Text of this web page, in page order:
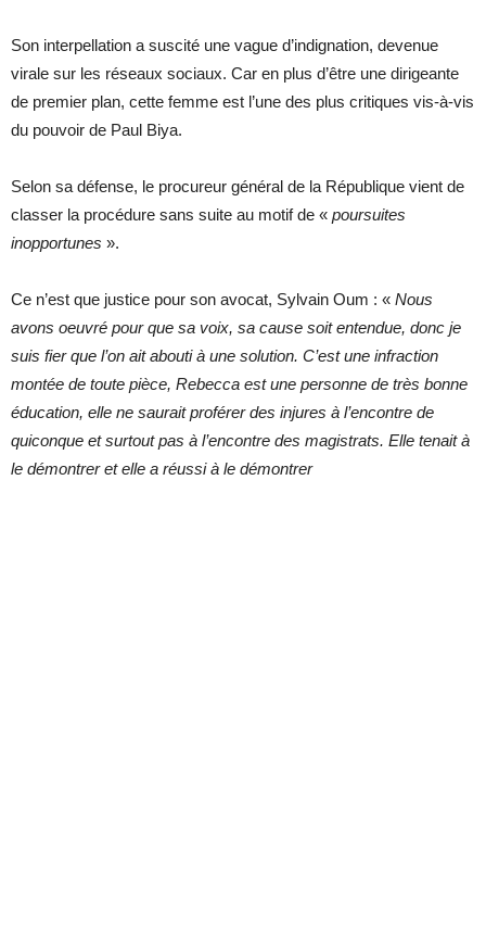
Son interpellation a suscité une vague d’indignation, devenue
virale sur les réseaux sociaux. Car en plus d’être une dirigeante
de premier plan, cette femme est l’une des plus critiques vis-à-vis
du pouvoir de Paul Biya.
Selon sa défense, le procureur général de la République vient de
classer la procédure sans suite au motif de « poursuites
inopportunes ».
Ce n’est que justice pour son avocat, Sylvain Oum : « Nous
avons oeuvré pour que sa voix, sa cause soit entendue, donc je
suis fier que l’on ait abouti à une solution. C’est une infraction
montée de toute pièce, Rebecca est une personne de très bonne
éducation, elle ne saurait proférer des injures à l’encontre de
quiconque et surtout pas à l’encontre des magistrats. Elle tenait à
le démontrer et elle a réussi à le démontrer